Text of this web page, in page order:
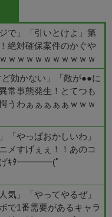
で」「引いとけよ」第
絶対確保案件のかぐや
ｗｗｗｗｗｗｗｗｗｗ
ど効かない」「敵が●●に
常事態発生！とてつも
うわぁぁぁぁぁｗｗｗ
「やっぱおかしいわ」
メすげぇぇ！！あのコ
げｷﾀ━━━━(ﾟ
気」「やってやるぜ」
で1番需要があるキャラ